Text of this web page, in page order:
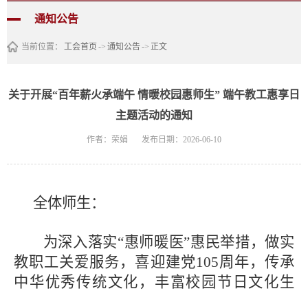
通知公告
当前位置： 工会首页-> 通知公告-> 正文
关于开展“百年薪火承端午 情暖校园惠师生” 端午教工惠享日
主题活动的通知
作者：荣娟 发布日期：2026-06-10
全体师生：
为深入落实“惠师暖医”惠民举措，做实
教职工关爱服务，喜迎建党105周年，传承
中华优秀传统文化，丰富校园节日文化生